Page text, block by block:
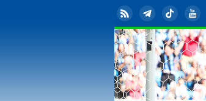
RSS TelegramTikTok